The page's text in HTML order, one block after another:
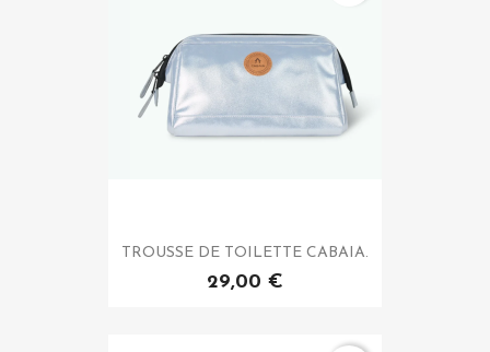
TROUSSE DE TOILETTE CABAIA.
29,00 €